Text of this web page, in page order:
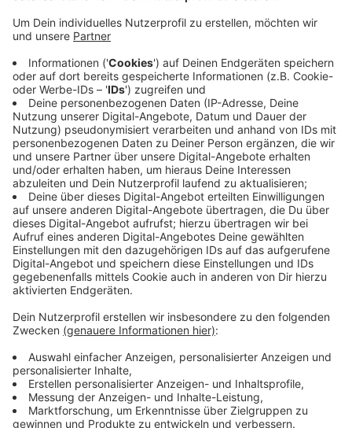
Was mich natürlich interessiert, wenn hier
Podcaster unterwegs sind oder gern auch die äh
Facebook Ads Spezialisten, die ja da in
ausreichender Menge äh üblicherweise zuhören,
wie ich weiß.
Gern auch mal ein paar Ideen und äh Strategien äh
irgendwo auch dazukommentieren, weil einerseits
wird’s wahrscheinlich die Community, die Podcasts
eben,
nutzt interessieren und auf der anderen Seite so ein
bisschen Austausch zum Thema und dazulernen
schadet wahrscheinlich eher nicht.
[13:38] Ähm wenn du,
trägst mit dem Gedanken selbst einen Podcast zu
starten und vielleicht ist noch nicht im äh Frage
drinnen bist, wie bringe ich Reichweite zusammen,
sondern eher wie starte ich das Ding überhaupt und
wie bringe ich’s in die Höhe.
Es gibt äh meinen Onlinekurs zu dem Thema, ich
mache natürlich auch eins zu eins äh Coachings, wo
wir über einem Prozess von vier bis sechs Wochen,
je nach Geschwindigkeit,